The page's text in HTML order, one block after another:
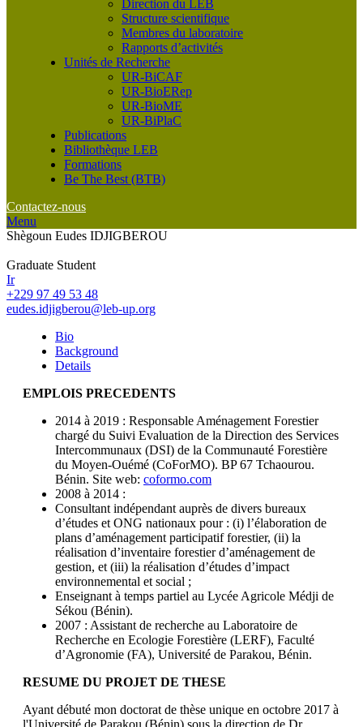
Direction du LEB
Structure scientifique
Membres du laboratoire
Rapports d’activités
Unités de Recherche
UR-BiCAF
UR-BioERep
UR-BioME
UR-BiPlaC
Publications
Bibliothèque LEB
Formations
Be The Best (BTB)
Contactez-nous
Menu
Shègoun Eudes IDJIGBEROU
Graduate Student
Ir
+229 97 49 53 48
eudes.idjigberou@leb-up.org
Bio
Background
Details
EMPLOIS PRECEDENTS
2014 à 2019 : Responsable Aménagement Forestier
chargé du Suivi Evaluation de la Direction des Services
Intercommunaux (DSI) de la Communauté Forestière
du Moyen-Ouémé (CoForMO). BP 67 Tchaourou.
Bénin. Site web: coformo.com
2008 à 2014 :
Consultant indépendant auprès de divers bureaux
d’études et ONG nationaux pour : (i) l’élaboration de
plans d’aménagement participatif forestier, (ii) la
réalisation d’inventaire forestier d’aménagement de
gestion, et (iii) la réalisation d’études d’impact
environnemental et social ;
Enseignant à temps partiel au Lycée Agricole Médji de
Sékou (Bénin).
2007 : Assistant de recherche au Laboratoire de
Recherche en Ecologie Forestière (LERF), Faculté
d’Agronomie (FA), Université de Parakou, Bénin.
RESUME DU PROJET DE THESE
Ayant débuté mon doctorat de thèse unique en octobre 2017 à
l'Université de Parakou (Bénin) sous la direction de Dr.